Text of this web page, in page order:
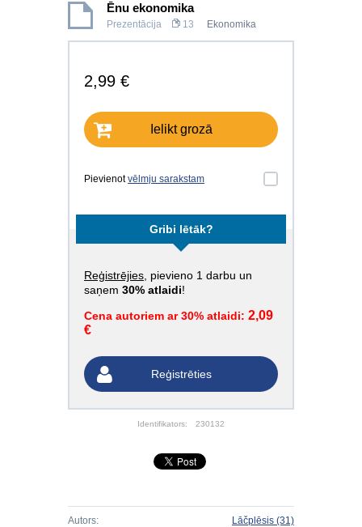
Ēnu ekonomika
Prezentācija 13 Ekonomika
2,99 €
Ielikt grozā
Pievienotvēlmju sarakstam
Gribi lētāk?
Reģistrējies , pievieno 1 darbu un
saņem 30% atlaidi!
Cena autoriem ar 30% atlaidi: 2,09
€
Reģistrēties
Identifikators: 230132
Autors: Lāčplēsis (31)